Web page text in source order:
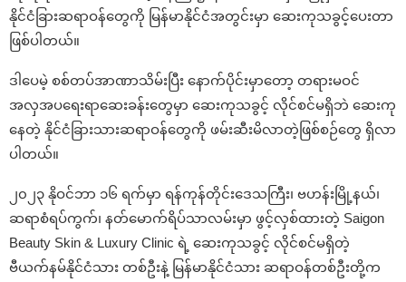
နိုင်ငံခြားဆရာဝန်တွေကို မြန်မာနိုင်ငံအတွင်းမှာ ဆေးကုသခွင့်ပေးတာ
ဖြစ်ပါတယ်။
ဒါပေမဲ့ စစ်တပ်အာဏာသိမ်းပြီး နောက်ပိုင်းမှာတော့ တရားမဝင်
အလှအပရေးရာဆေးခန်းတွေမှာ ဆေးကုသခွင့် လိုင်စင်မရှိဘဲ ဆေးကု
နေတဲ့ နိုင်ငံခြားသားဆရာဝန်တွေကို ဖမ်းဆီးမိလာတဲ့ဖြစ်စဉ်တွေ ရှိလာ
ပါတယ်။
၂၀၂၃ နိုဝင်ဘာ ၁၆ ရက်မှာ ရန်ကုန်တိုင်းဒေသကြီး၊ ဗဟန်းမြို့နယ်၊
ဆရာစံရပ်ကွက်၊ နတ်မောက်ရိပ်သာလမ်းမှာ ဖွင့်လှစ်ထားတဲ့ Saigon
Beauty Skin & Luxury Clinic ရဲ့ ဆေးကုသခွင့် လိုင်စင်မရှိတဲ့
ဗီယက်နမ်နိုင်ငံသား တစ်ဦးနဲ့ မြန်မာနိုင်ငံသား ဆရာဝန်တစ်ဦးတို့က